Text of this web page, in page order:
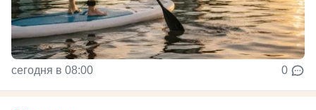
сегодня в 08:00 0